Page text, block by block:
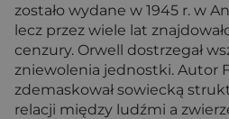
zostało wydane w 1945 r. w
lecz przez wiele lat
cenzury. Orwell dostrzegał
zniewolenia jednostki. Autor
zdemaskował sowiecką
relacji między ludźmi a